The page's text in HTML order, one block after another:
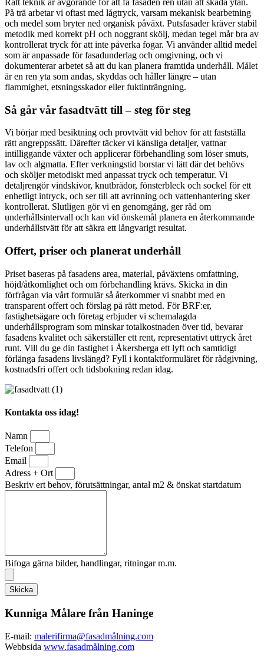
Rätt teknik är avgörande för att få fasaden ren utan att skada ytan.
På trä arbetar vi oftast med lågtryck, varsam mekanisk bearbetning
och medel som bryter ned organisk påväxt. Putsfasader kräver stabil
metodik med korrekt pH och noggrant skölj, medan tegel mår bra av
kontrollerat tryck för att inte påverka fogar. Vi använder alltid medel
som är anpassade för fasadunderlag och omgivning, och vi
dokumenterar arbetet så att du kan planera framtida underhåll. Målet
är en ren yta som andas, skyddas och håller längre – utan
flammighet, etsningsskador eller fuktinträngning.
Så går vår fasadtvätt till – steg för steg
Vi börjar med besiktning och provtvätt vid behov för att fastställa
rätt angreppssätt. Därefter täcker vi känsliga detaljer, vattnar
intilliggande växter och applicerar förbehandling som löser smuts,
lav och algmatta. Efter verkningstid borstar vi lätt där det behövs
och sköljer metodiskt med anpassat tryck och temperatur. Vi
detaljrengör vindskivor, knutbrädor, fönsterbleck och sockel för ett
enhetligt intryck, och ser till att avrinning och vattenhantering sker
kontrollerat. Slutligen gör vi en genomgång, ger råd om
underhållsintervall och kan vid önskemål planera en återkommande
underhållstvätt för att säkra ett långvarigt resultat.
Offert, priser och planerat underhåll
Priset baseras på fasadens area, material, påväxtens omfattning,
höjd/åtkomlighet och om förbehandling krävs. Skicka in din
förfrågan via vårt formulär så återkommer vi snabbt med en
transparent offert och förslag på rätt metod. För BRF:er,
fastighetsägare och företag erbjuder vi schemalagda
underhållsprogram som minskar totalkostnaden över tid, bevarar
fasadens kvalitet och säkerställer ett rent, representativt uttryck året
runt. Vill du ge din fastighet i Åkersberga ett lyft och samtidigt
förlänga fasadens livslängd? Fyll i kontaktformuläret för rådgivning,
kostnadsfri offert och tidsbokning redan idag.
Kontakta oss idag!
Namn
Telefon
Email
Adress + Ort
Beskriv ert behov, förutsättningar, antal m2 & önskat startdatum
Bifoga gärna bilder, handlingar, ritningar m.m.
Skicka
Kunniga Målare från Haninge
E-mail: malerifirma@fasadmålning.com
Webbsida www.fasadmålning.com